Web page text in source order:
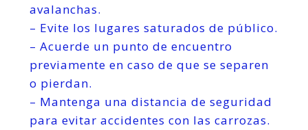
avalanchas.
– Evite los lugares saturados de público.
– Acuerde un punto de encuentro
previamente en caso de que se separen
o pierdan.
– Mantenga una distancia de seguridad
para evitar accidentes con las carrozas.